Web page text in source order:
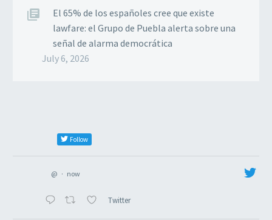
El 65% de los españoles cree que existe
lawfare: el Grupo de Puebla alerta sobre una
señal de alarma democrática
July 6, 2026
Follow
@ · now
Twitter